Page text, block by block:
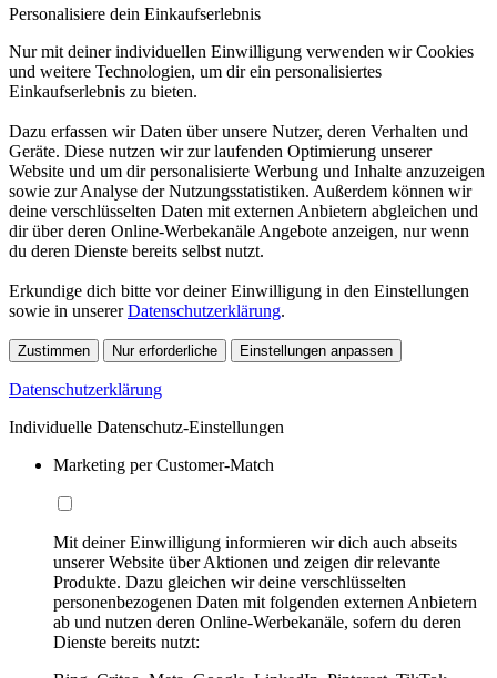
Personalisiere dein Einkaufserlebnis
Nur mit deiner individuellen Einwilligung verwenden wir Cookies
und weitere Technologien, um dir ein personalisiertes
Einkaufserlebnis zu bieten.
Dazu erfassen wir Daten über unsere Nutzer, deren Verhalten und
Geräte. Diese nutzen wir zur laufenden Optimierung unserer
Website und um dir personalisierte Werbung und Inhalte anzuzeigen
sowie zur Analyse der Nutzungsstatistiken. Außerdem können wir
deine verschlüsselten Daten mit externen Anbietern abgleichen und
dir über deren Online-Werbekanäle Angebote anzeigen, nur wenn
du deren Dienste bereits selbst nutzt.
Erkundige dich bitte vor deiner Einwilligung in den Einstellungen
sowie in unsererDatenschutzerklärung.
Zustimmen Nur erforderliche Einstellungen anpassen
Datenschutzerklärung
Individuelle Datenschutz-Einstellungen
Marketing per Customer-Match
Mit deiner Einwilligung informieren wir dich auch abseits
unserer Website über Aktionen und zeigen dir relevante
Produkte. Dazu gleichen wir deine verschlüsselten
personenbezogenen Daten mit folgenden externen Anbietern
ab und nutzen deren Online-Werbekanäle, sofern du deren
Dienste bereits nutzt: